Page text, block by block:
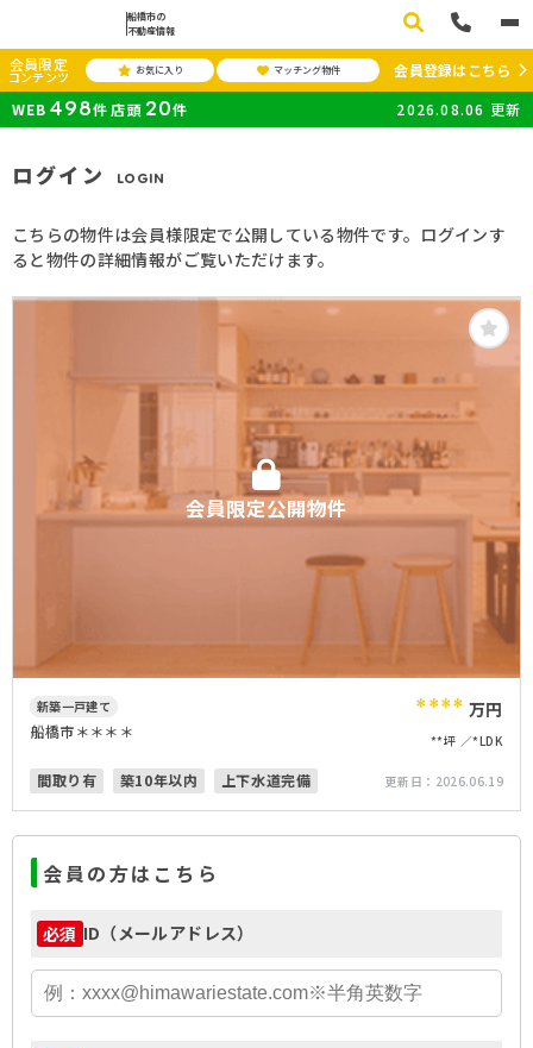
船橋市の
不動産情報
会員限定
コンテンツ お気に入り マッチング物件
会員登録はこちら
WEB 498件 店頭 20件 2026.08.06 更新
ログイン LOGIN
こちらの物件は会員様限定で公開している物件です。ログインす
ると物件の詳細情報がご覧いただけます。
会員限定公開物件
新築一戸建て
船橋市＊＊＊＊ **** 万円
**坪 *LDK
間取り有 築10年以内 上下水道完備 更新日： 2026.06.19
会員の方はこちら
必須 ID（メールアドレス）